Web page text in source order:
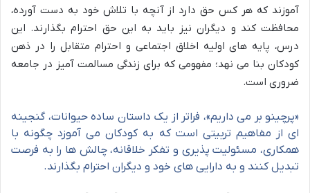
آموزند که هر کس حق دارد از آنچه با تلاش خود به دست آورده،
محافظت کند و دیگران نیز باید به این حق احترام بگذارند. این
درس، پایه های اولیه اخلاق اجتماعی و احترام متقابل را در ذهن
کودکان بنا می نهد؛ مفهومی که برای زندگی مسالمت آمیز در جامعه
ضروری است.
«پرچینو بر می داریم»، فراتر از یک داستان ساده حیوانات، گنجینه
ای از مفاهیم تربیتی است که به کودکان می آموزد چگونه با
همکاری، مسئولیت پذیری و تفکر خلاقانه، چالش ها را به فرصت
تبدیل کنند و به دارایی های خود و دیگران احترام بگذارند.